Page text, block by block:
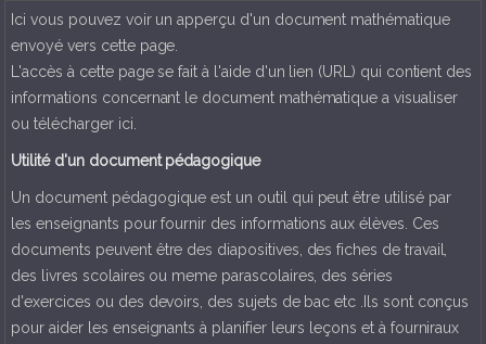
Ici vous pouvez voir un apperçu d'un document mathématique
envoyé vers cette page.
L'accès à cette page se fait à l'aide d'un lien (URL) qui contient des
informations concernant le document mathématique a visualiser
ou télécharger ici.
Utilité d'un document pédagogique
Un document pédagogique est un outil qui peut être utilisé par
les enseignants pour fournir des informations aux élèves. Ces
documents peuvent être des diapositives, des fiches de travail,
des livres scolaires ou meme parascolaires, des séries
d'exercices ou des devoirs, des sujets de bac etc .Ils sont conçus
pour aider les enseignants à planifier leurs leçons et à fourniraux